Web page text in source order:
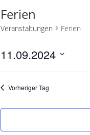
Ferien
Veranstaltungen Ferien
11.09.2024
Datum
wählen.
Vorheriger Tag